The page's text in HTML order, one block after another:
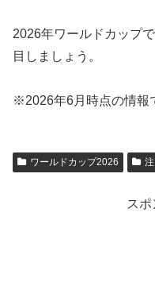
2026年ワールドカップ
目しましょう。
※2026年6月時点の情報
ワールドカップ2026
スポ